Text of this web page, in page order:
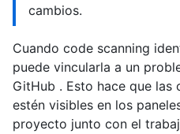
cambios.
Cuando code scanning
puede vincularla a un
GitHub . Esto hace que las
estén visibles en los
proyecto junto con el